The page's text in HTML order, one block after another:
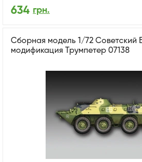
634 грн.
Сборная модель 1/72 Советский
модификация Трумпетер 07138